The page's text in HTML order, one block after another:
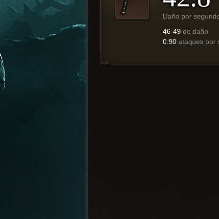
Daño por
46-49 de daño
0.90 ataques por